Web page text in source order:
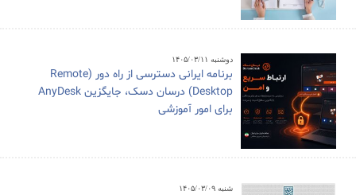
دوشنبه ۱۴۰۵/۰۳/۱۱
برنامه ایرانی دسترسی از راه دور (Remote
Desktop) درسان دسک، جایگزین AnyDesk
برای امور آموزشی
شنبه ۱۴۰۵/۰۳/۰۹